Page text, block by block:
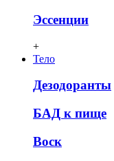
Эссенции
+
Тело
Дезодоранты
БАД к пище
Воск